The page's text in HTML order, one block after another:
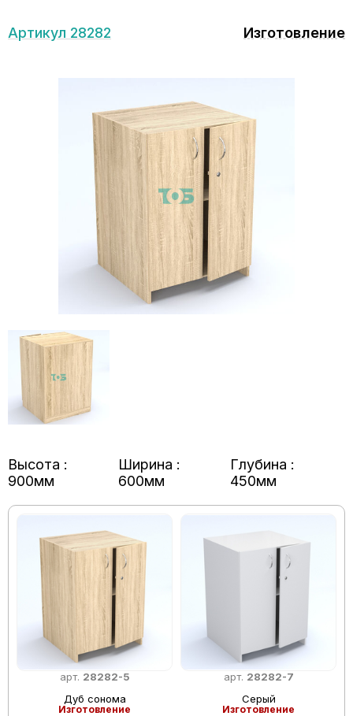
Артикул 28282 Изготовление
Высота :
900мм
Ширина :
600мм
Глубина :
450мм
арт. 28282-5
Дуб сонома
Изготовление
арт. 28282-7
Серый
Изготовление